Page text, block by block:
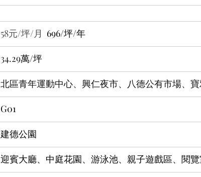
58元/坪/月 696/坪/年
34.29萬/坪
北區青年運動中心、興仁夜市、八德公有市場、
G01
建德公園
迎賓大廳、中庭花園、游泳池、親子遊戲區、閱